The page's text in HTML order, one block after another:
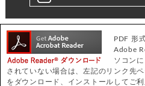
PDF 形
Adobe
ソコン
されていない場合は、左記のリンク先
をダウンロード、インストールしてご利